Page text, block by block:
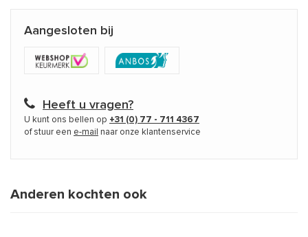
Aangesloten bij
Heeft u vragen?
U kunt ons bellen op +31 (0) 77 - 711 4367
of stuur een e-mail naar onze klantenservice
Anderen kochten ook